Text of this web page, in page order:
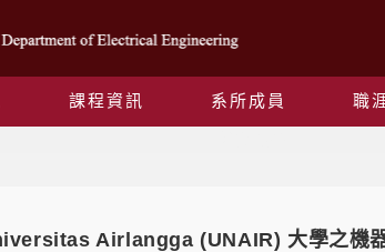
課程資訊 系所成員 職
Airlangga (UNAIR) 大學之機